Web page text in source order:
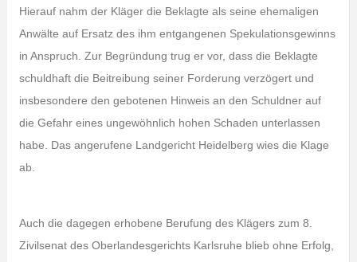
Hierauf nahm der Kläger die Beklagte als seine ehemaligen
Anwälte auf Ersatz des ihm entgangenen Spekulationsgewinns
in Anspruch. Zur Begründung trug er vor, dass die Beklagte
schuldhaft die Beitreibung seiner Forderung verzögert und
insbesondere den gebotenen Hinweis an den Schuldner auf
die Gefahr eines ungewöhnlich hohen Schaden unterlassen
habe. Das angerufene Landgericht Heidelberg wies die Klage
ab.
Auch die dagegen erhobene Berufung des Klägers zum 8.
Zivilsenat des Oberlandesgerichts Karlsruhe blieb ohne Erfolg,